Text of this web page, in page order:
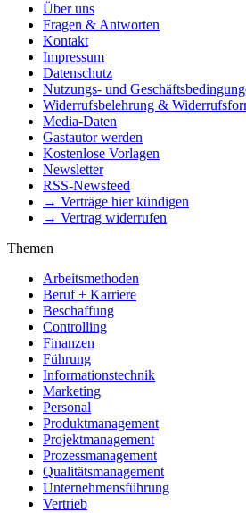
Über uns
Fragen & Antworten
Kontakt
Impressum
Datenschutz
Nutzungs- und
Widerrufsbelehrung &
Media-Daten
Gastautor werden
Kostenlose Vorlagen
Newsletter
RSS-Newsfeed
→ Verträge hier kündigen
→ Vertrag widerrufen
Themen
Arbeitsmethoden
Beruf + Karriere
Beschaffung
Controlling
Finanzen
Führung
Informationstechnik
Marketing
Personal
Produktmanagement
Projektmanagement
Prozessmanagement
Qualitätsmanagement
Unternehmensführung
Vertrieb